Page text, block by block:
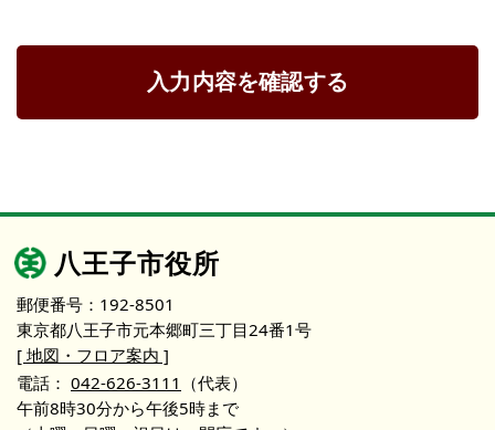
入力内容を確認する
八王子市役所
郵便番号：192-8501
東京都八王子市元本郷町三丁目24番1号
[ 地図・フロア案内 ]
電話： 042-626-3111 （代表）
午前8時30分から午後5時まで